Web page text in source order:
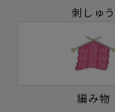
刺しゅう
編み物